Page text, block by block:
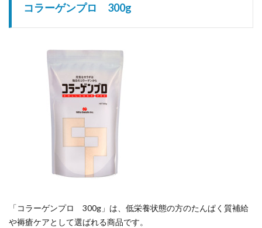
コラーゲンプロ 300g
「コラーゲンプロ 300g」は、低栄養状態の方のたんぱく質補給
や褥瘡ケアとして選ばれる商品です。